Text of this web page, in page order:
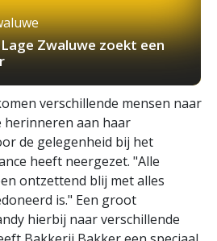
Zwaluwe zoekt een
verschillende mensen naar
herinneren aan haar
de gelegenheid bij het
heeft neergezet. "Alle
ontzettend blij met alles
is." Een groot
hierbij naar verschillende